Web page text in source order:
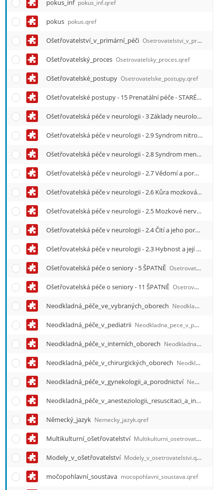
pokus_inf pokus_inf.qref
pokus pokus.qref
Ošetřovatelství_v_primární_péči Osetrovatelstvi_v_primarni_peci.qref
Ošetřovatelský_proces Osetrovatelsky_proces.qref
Ošetřovatelské_postupy Osetrovatelske_postupy.qref
Ošetřovatelské postupy - 15 Prenatální péče - STARÉ
Ošetřovatelská péče v neurologii - 3 Základy neurologického vyšetření NE
Ošetřovatelská péče v neurologii - 2.9 Syndrom nitrolební hypertenze
Ošetřovatelská péče v neurologii - 2.8 Syndrom meningeální
Ošetřovatelská péče v neurologii - 2.7 Vědomí a poruchy vědomí
Ošetřovatelská péče v neurologii - 2.6 Kůra mozková a její poruchy
Ošetřovatelská péče v neurologii - 2.5 Mozkové nervy a jejich poruchy
Ošetřovatelská péče v neurologii - 2.4 Čití a jeho poruchy
Ošetřovatelská péče v neurologii - 2.3 Hybnost a její poruchy
Ošetřovatelská péče o seniory - 5 ŠPATNĚ Osetrovatelska_pece_o_seniory_-_5_SPATNE.qref
Ošetřovatelská péče o seniory - 11 ŠPATNĚ Osetrovatelska_pece_o_seniory_-_11_SPATNE.qref
Neodkladná_péče_ve_vybraných_oborech Neodkladna_pece_ve_vybranych_oborech.qref
Neodkladná_péče_v_pediatrii Neodkladna_pece_v_pediatrii.qref
Neodkladná_péče_v_interních_oborech Neodkladna_pece_v_internich_oborech.qref
Neodkladná_péče_v_chirurgických_oborech Neodkladna_pece_v_chirurgickych_oborech.qref
Neodkladná_péče_v_gynekologii_a_porodnictví Neodkladna_pece_v_gynekologii_a_porodnictvi.qref
Neodkladná_péče_v_anesteziologii,_resuscitaci_a_intenzivní_péči
Německý_jazyk Nemecky_jazyk.qref
Multikulturní_ošetřovatelství Multikulturni_osetrovatelstvi.qref
Modely_v_ošetřovatelství Modely_v_osetrovatelstvi.qref
močopohlavní_soustava mocopohlavni_soustava.qref